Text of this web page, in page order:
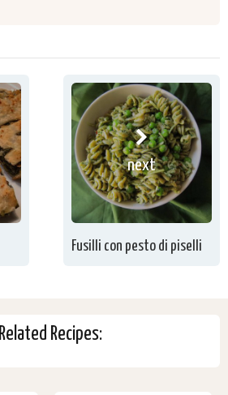
next
Fusilli con pesto di piselli
Related Recipes: